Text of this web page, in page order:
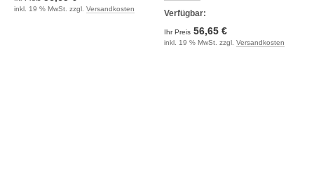
inkl. 19 % MwSt. zzgl. Versandkosten Verfügbar:
Ihr Preis 56,65 €
inkl. 19 % MwSt. zzgl. Versandkosten